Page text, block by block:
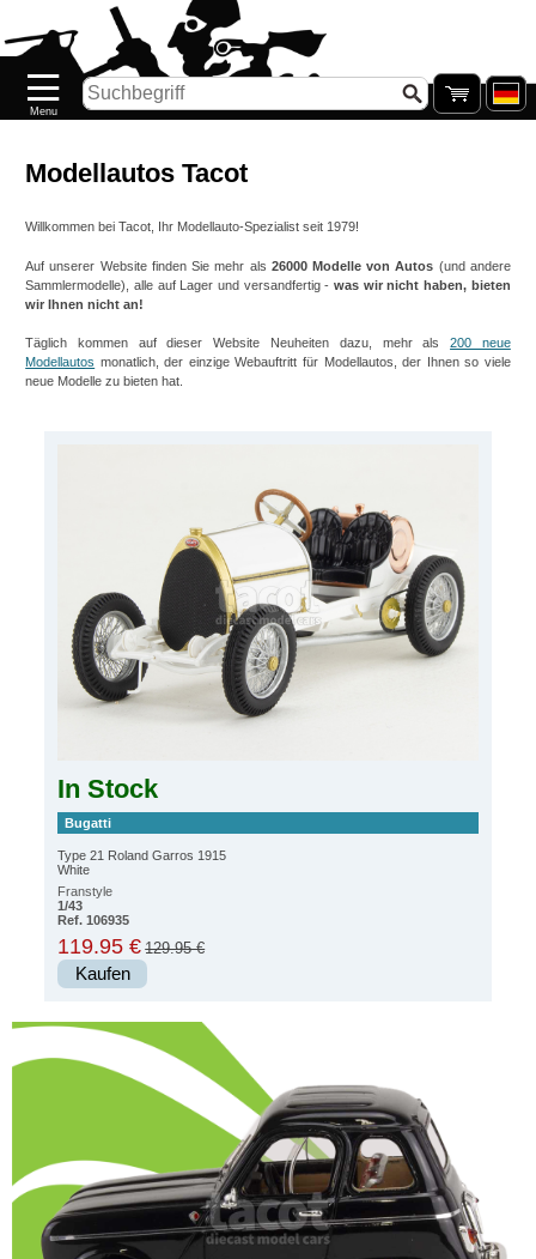
Modellautos Tacot
Willkommen bei Tacot, Ihr Modellauto-Spezialist seit 1979!
Auf unserer Website finden Sie mehr als 26000 Modelle von Autos (und andere
Sammlermodelle), alle auf Lager und versandfertig -was wir nicht haben, bieten
wir Ihnen nicht an!
Täglich kommen auf dieser Website Neuheiten dazu, mehr als200 neue
Modellautos monatlich, der einzige Webauftritt für Modellautos, der Ihnen so viele
neue Modelle zu bieten hat.
In Stock
Bugatti
Type 21 Roland Garros 1915
White
Franstyle
1/43
Ref. 106935
119.95 € 129.95 €
Kaufen
Neuheiten
Neu
Lager
order
SONDERPREISE
Nachkauf